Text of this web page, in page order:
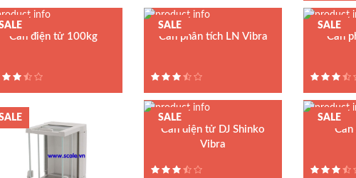
Bảo hành:
Cân điện tử 100kg
sản xuất : UTE
hành: 1.5 năm
SALE
Cân phân tích LN Vibra
Hãng sản xuất : Shinko
Xuất xứ : Nhật Bản
Bảo hành: 5 năm
SALE
Cân
SALE
Cân điện tử DJ Shinko
Vibra
Model : Cân điện tử DJ Shinko
SALE